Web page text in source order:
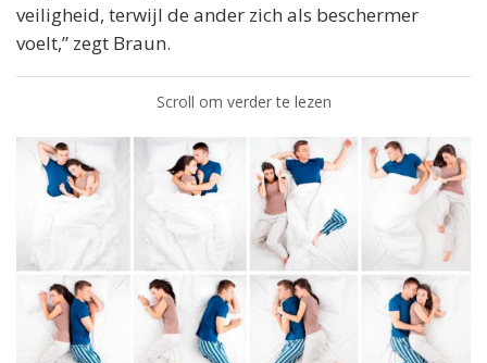
veiligheid, terwijl de ander zich als beschermer
voelt,” zegt Braun.
Scroll om verder te lezen